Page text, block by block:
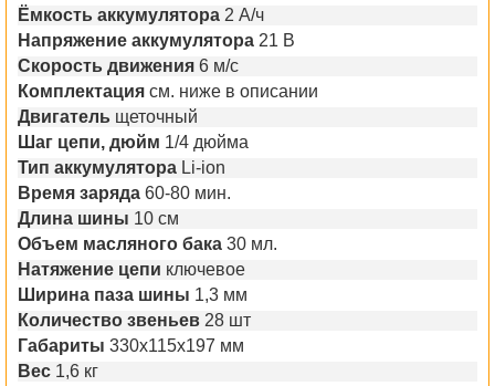
Ёмкость аккумулятора 2 А/ч
Напряжение аккумулятора 21 B
Скорость движения 6 м/с
Комплектация см. ниже в описании
Двигатель щеточный
Шаг цепи, дюйм 1/4 дюйма
Тип аккумулятора Li-ion
Время заряда 60-80 мин.
Длина шины 10 см
Объем масляного бака 30 мл.
Натяжение цепи ключевое
Ширина паза шины 1,3 мм
Количество звеньев 28 шт
Габариты 330х115х197 мм
Вес 1,6 кг